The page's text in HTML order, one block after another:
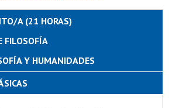
A (21 HORAS)
FILOSOFÍA
Y HUMANIDADES